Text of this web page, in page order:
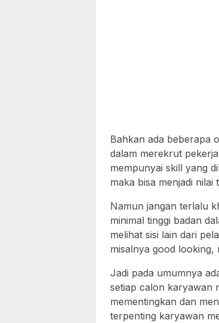
Bahkan ada beberapa
dalam merekrut
mempunyai skill yang
maka bisa menjadi
Namun jangan terlalu
minimal tinggi badan
melihat sisi lain dari
misalnya good looking,
Jadi pada umumnya
setiap calon karyawan
mementingkan dan
terpenting karyawan